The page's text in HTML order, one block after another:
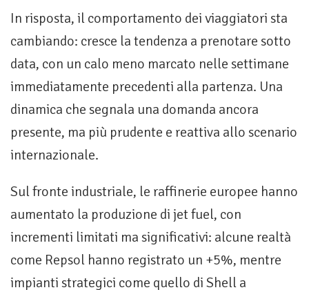
In risposta, il comportamento dei viaggiatori sta
cambiando: cresce la tendenza a prenotare sotto
data, con un calo meno marcato nelle settimane
immediatamente precedenti alla partenza. Una
dinamica che segnala una domanda ancora
presente, ma più prudente e reattiva allo scenario
internazionale.
Sul fronte industriale, le raffinerie europee hanno
aumentato la produzione di jet fuel, con
incrementi limitati ma significativi: alcune realtà
come Repsol hanno registrato un +5%, mentre
impianti strategici come quello di Shell a